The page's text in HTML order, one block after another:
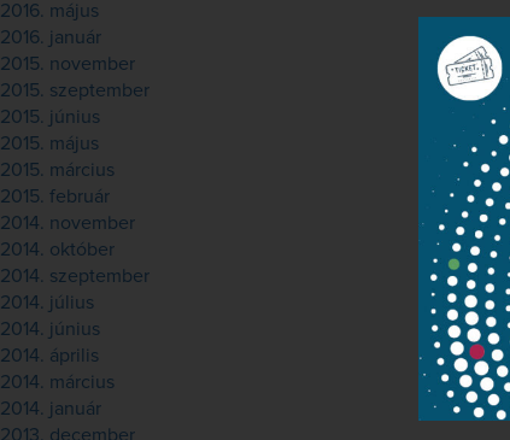
2016. május
2016. január
2015. november
2015. szeptember
2015. június
2015. május
2015. március
2015. február
2014. november
2014. október
2014. szeptember
2014. július
2014. június
2014. április
2014. március
2014. január
2013. december